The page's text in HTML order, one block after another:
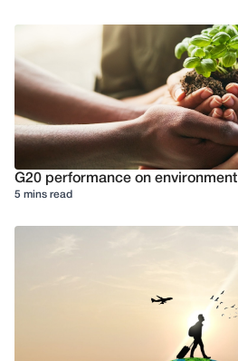
G20 performance on environment
5 mins read